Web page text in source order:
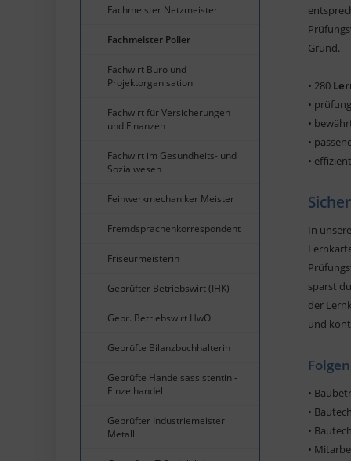
Fachmeister Netzmeister
Fachmeister Polier
Fachwirt Büro und
Projektorganisation
Fachwirt für Versicherungen
und Finanzen
Fachwirt im Gesundheits- und
Sozialwesen
Feinwerkmechaniker Meister
Fremdsprachenkorrespondent
Friseurmeisterin
Geprüfter Betriebswirt (IHK)
Gepr. Betriebswirt HwO
Geprüfte Bilanzbuchhalterin
Geprüfte Handelsassistentin -
Einzelhandel
Geprüfter Industriemeister
Metall
Grund.
• 280
•
•
•
•
In
sparst
der
und
•
•
•
•